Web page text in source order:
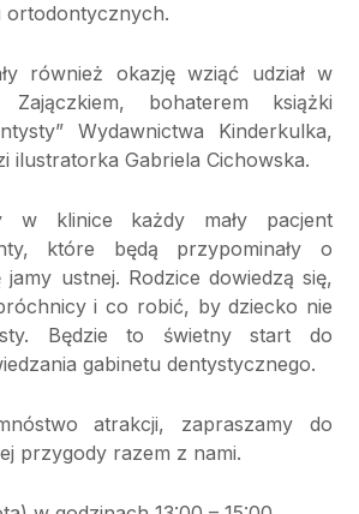
ortodontycznych.
również okazję wziąć udział w
bohaterem książki
Wydawnictwa Kinderkulka,
ilustratorka Gabriela Cichowska.
w klinice każdy mały pacjent
które będą przypominały o
ustnej. Rodzice dowiedzą się,
i co robić, by dziecko nie
Będzie to świetny start do
gabinetu dentystycznego.
atrakcji, zapraszamy do
przygody razem z nami.